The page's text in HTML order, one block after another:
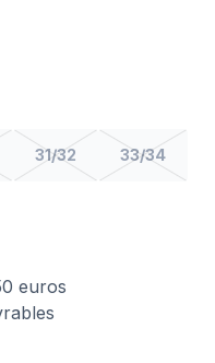
31/32 33/34
euros